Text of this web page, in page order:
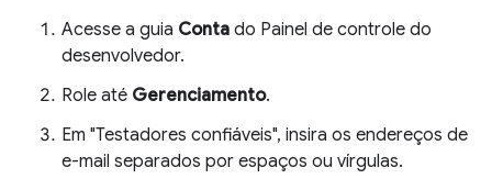
Acesse a guia Conta do Painel de controle do
desenvolvedor.
Role até Gerenciamento.
Em "Testadores confiáveis", insira os endereços de
e-mail separados por espaços ou vírgulas.